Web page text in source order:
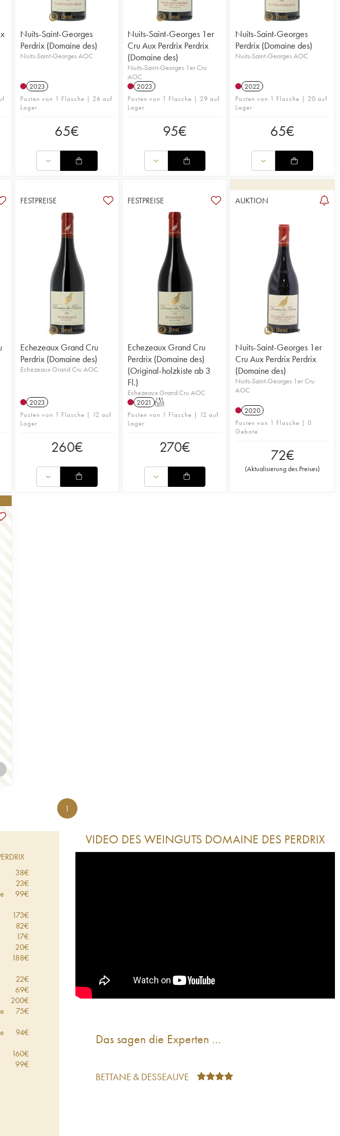
Nuits-Saint-Georges
Perdrix (Domaine des)
Nuits-Saint-Georges AOC
2023
Posten von 1 Flasche | 26 auf
Lager
65€
Nuits-Saint-Georges 1er
Cru Aux Perdrix Perdrix
(Domaine des)
Nuits-Saint-Georges 1er Cru
AOC
2023
Posten von 1 Flasche | 29 auf
Lager
95€
Nuits-Saint-Georges
Perdrix (Domaine des)
Nuits-Saint-Georges AOC
2022
Posten von 1 Flasche | 20 auf
Lager
65€
FESTPREISE
Echezeaux Grand Cru
Perdrix (Domaine des)
Echezeaux Grand Cru AOC
2023
Posten von 1 Flasche | 12 auf
Lager
260€
FESTPREISE
Echezeaux Grand Cru
Perdrix (Domaine des)
(Original-holzkiste ab 3
Fl.)
Echezeaux Grand Cru AOC
2021 T
Posten von 1 Flasche | 12 auf
Lager
270€
AUKTION
Nuits-Saint-Georges 1er
Cru Aux Perdrix Perdrix
(Domaine des)
Nuits-Saint-Georges 1er Cru
AOC
2020
Posten von 1 Flasche | 0
Gebote
72€
(Aktualisierung des Preises)
1
38€
23€
99€
173€
82€
17€
20€
188€
22€
69€
200€
75€
94€
160€
99€
VIDEO DES WEINGUTS DOMAINE DES PERDRIX
Das sagen die Experten …
BETTANE & DESSEAUVE